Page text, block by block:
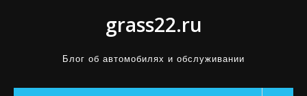
grass22.ru
Блог об автомобилях и обслуживании